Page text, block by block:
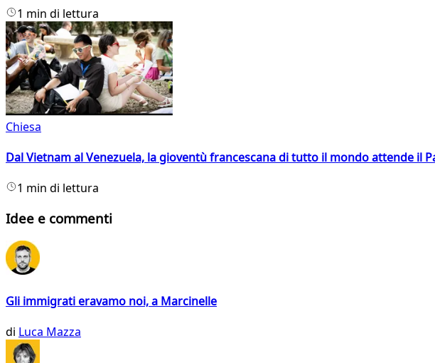
1 min di lettura
Chiesa
Dal Vietnam al Venezuela, la gioventù francescana di tutto il mondo attende il
1 min di lettura
Idee e commenti
Gli immigrati eravamo noi, a Marcinelle
di Luca Mazza